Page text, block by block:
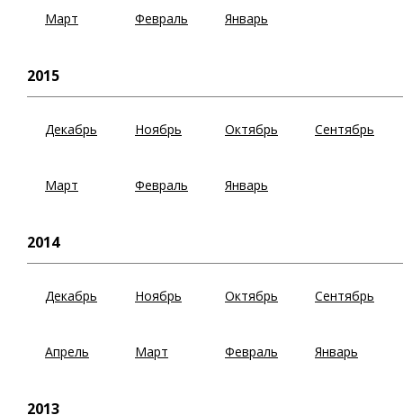
Март Февраль Январь
2015
Декабрь Ноябрь Октябрь Сентябрь
Март Февраль Январь
2014
Декабрь Ноябрь Октябрь Сентябрь
Апрель Март Февраль Январь
2013